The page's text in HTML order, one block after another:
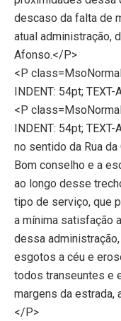
descaso da falta de
atual administração,
Afonso.</P>
<P
INDENT: 54pt;
<P
INDENT: 54pt;
no sentido da Rua da
Bom conselho e a
ao longo desse
tipo de serviço, que
a mínima satisfação
dessa
esgotos a céu e
todos transeuntes e
margens da estrada,
</P>